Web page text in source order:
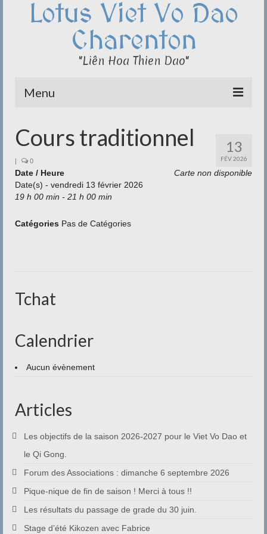
Lotus Viet Vo Dao
Charenton
"Liên Hoa Thien Dao"
Menu
Qi Cong – Taï Chi
Disciplines
Méditation
Documentation
13
FÉV 2026
Cours traditionnel
| 0
Carte non disponible
Date / Heure
Date(s) - vendredi 13 février 2026
19 h 00 min - 21 h 00 min
Catégories Pas de Catégories
Tchat
Calendrier
Aucun évènement
Articles
Les objectifs de la saison 2026-2027 pour le Viet Vo Dao et
le Qi Gong.
Forum des Associations : dimanche 6 septembre 2026
Pique-nique de fin de saison ! Merci à tous !!
Les résultats du passage de grade du 30 juin.
Stage d’été Kikozen avec Fabrice